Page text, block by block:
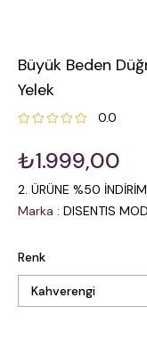
Büyük Beden
Yelek
0.0
₺1.999,00
2. ÜRÜNE %50 İNDİRİM
Marka : DISENTIS
Renk